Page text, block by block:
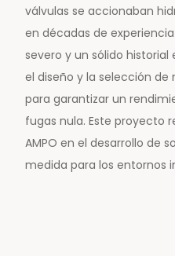
válvulas se accionaban
en décadas de
severo y un sólido historial
el diseño y la selección
para garantizar un
fugas nula. Este proyecto
AMPO en el desarrollo de
medida para los entornos